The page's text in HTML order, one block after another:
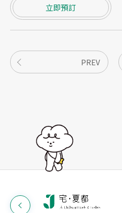
立即預訂
PREV